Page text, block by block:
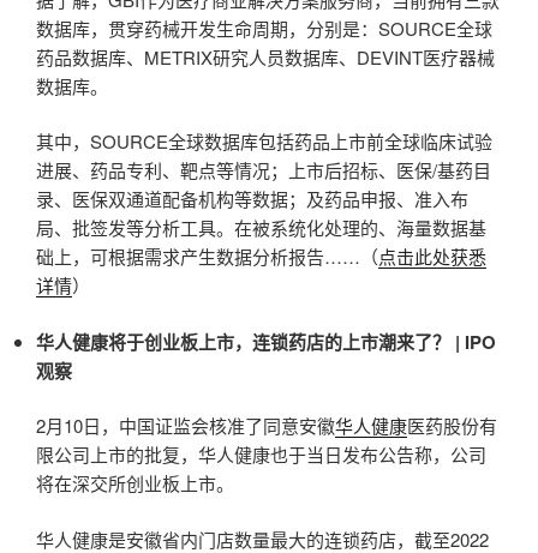
数据库，贯穿药械开发生命周期，分别是：SOURCE全球
药品数据库、METRIX研究人员数据库、DEVINT医疗器械
数据库。
其中，SOURCE全球数据库包括药品上市前全球临床试验
进展、药品专利、靶点等情况；上市后招标、医保/基药目
录、医保双通道配备机构等数据；及药品申报、准入布
局、批签发等分析工具。在被系统化处理的、海量数据基
础上，可根据需求产生数据分析报告……（点击此处获悉
详情）
华人健康将于创业板上市，连锁药店的上市潮来了？ | IPO
观察
2月10日，中国证监会核准了同意安徽华人健康医药股份有
限公司上市的批复，华人健康也于当日发布公告称，公司
将在深交所创业板上市。
华人健康是安徽省内门店数量最大的连锁药店，截至2022